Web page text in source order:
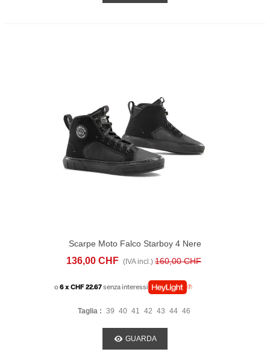
Scarpe Moto Falco Starboy 4 Nere
136,00 CHF (IVA incl.) 160,00 CHF
o6 x CHF 22.67senza interessi
Taglia : 39 40 41 42 43 44 46
GUARDA